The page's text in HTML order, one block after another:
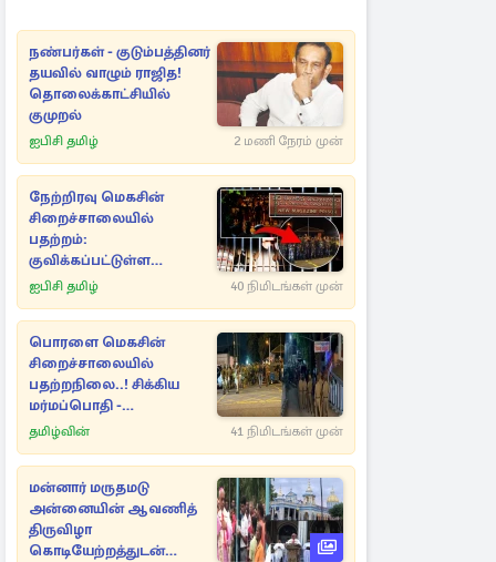
நண்பர்கள் - குடும்பத்தினர்
தயவில் வாழும் ராஜித!
தொலைக்காட்சியில்
குமுறல்
ஐபிசி தமிழ் 2 மணி நேரம் முன்
நேற்றிரவு மெகசின்
சிறைச்சாலையில்
பதற்றம்:
குவிக்கப்பட்டுள்ள
முப்படை - நீதி
ஐபிசி தமிழ் 40 நிமிடங்கள் முன்
பொரளை மெகசின்
சிறைச்சாலையில்
பதற்றநிலை..! சிக்கிய
மர்மப்பொதி -
பின்னணியில் வெளியான
தமிழ்வின் 41 நிமிடங்கள் முன்
மன்னார் மருதமடு
அன்னையின் ஆவணித்
திருவிழா
கொடியேற்றத்துடன்